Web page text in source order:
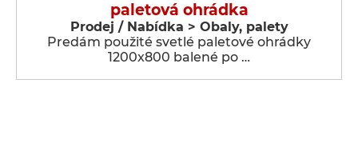
paletová ohrádka
Prodej / Nabídka > Obaly, palety
Predám použité svetlé paletové ohrádky
1200x800 balené po …